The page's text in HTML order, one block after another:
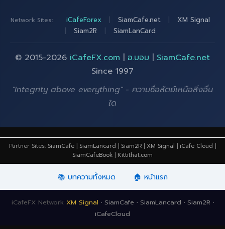
Network Sites: iCafeForex SiamCafe.net
XM Signal
Siam2R SiamLanCard
© 2015-2026 iCafeFX.com | อ.บอม | SiamCafe.net
Since 1997
"Integrity above everything" - ความซื่อสัตย์เหนือสิ่งอื่น
ใด
Partner Sites: SiamCafe | SiamLancard | Siam2R | XM Signal | iCafe Cloud |
SiamCafeBook | Kittithat.com
📚 บทความทั้งหมด 🏠 หน้าแรก
iCafeFX Network XM Signal · SiamCafe · SiamLancard · Siam2R ·
iCafeCloud